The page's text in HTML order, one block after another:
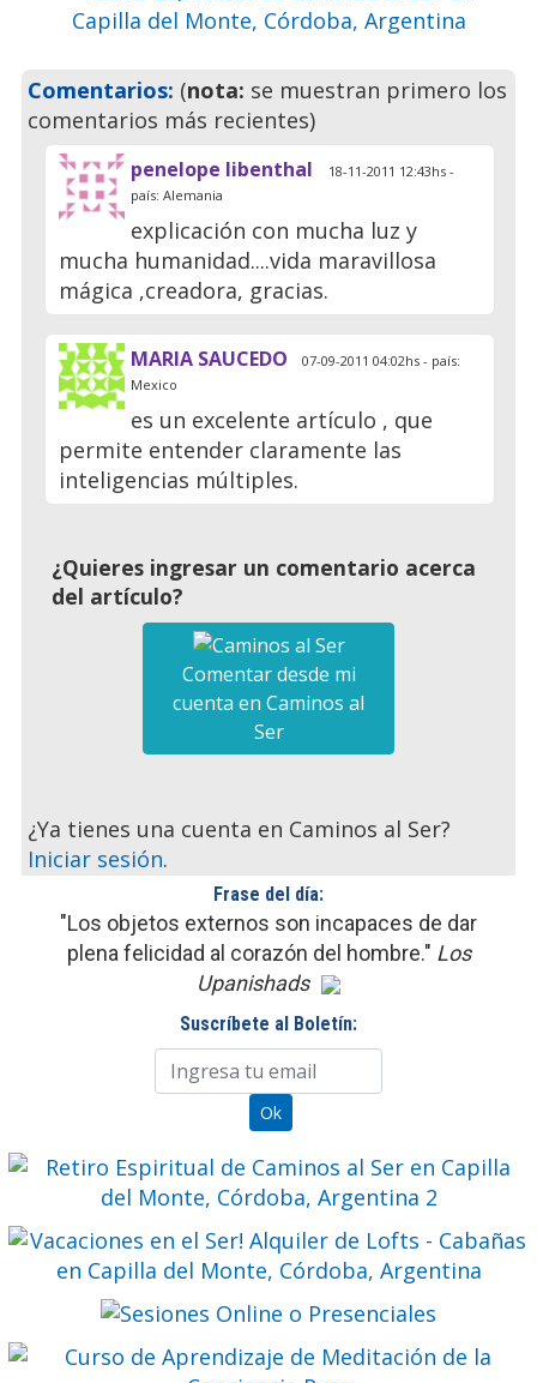
Previo
Comentarios: (nota: se muestran primero los
comentarios más recientes)
penelope libenthal 18-11-2011 12:43hs -
país: Alemania
explicación con mucha luz y
mucha humanidad....vida maravillosa
mágica ,creadora, gracias.
MARIA SAUCEDO 07-09-2011 04:02hs - país:
Mexico
es un excelente artículo , que
permite entender claramente las
inteligencias múltiples.
¿Quieres ingresar un comentario acerca
del artículo?
Comentar desde mi
cuenta en Caminos al
Ser
¿Ya tienes una cuenta en Caminos al Ser?
Iniciar sesión.
Frase del día:
"Los objetos externos son incapaces de dar
plena felicidad al corazón del hombre." Los
Upanishads
Suscríbete al Boletín: